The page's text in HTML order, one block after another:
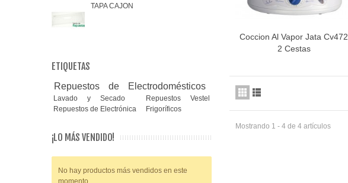
TAPA CAJON MANETA / MANGO HORNO
ETIQUETAS
Repuestos de Electrodomésticos
Lavado y Secado
Repuestos Vestel
Repuestos de Electrónica
Frigoríficos
¡LO MÁS VENDIDO!
No hay productos más vendidos en este
momento
Vista rápida
Coccion Al Vapor Jata Cv472
2 Cestas
Mostrando 1 - 4 de 4 artículos